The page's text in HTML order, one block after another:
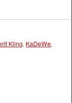
Kling, KaDeWe,